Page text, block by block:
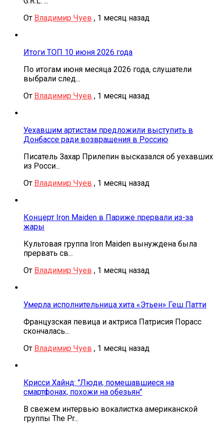
От Владимир Чуев , 1 месяц назад
Итоги ТОП 10 июня 2026 года
По итогам июня месяца 2026 года, слушатели
выбрали след...
От Владимир Чуев , 1 месяц назад
Уехавшим артистам предложили выступить в
Донбассе ради возвращения в Россию
Писатель Захар Прилепин высказался об уехавших
из Росси...
От Владимир Чуев , 1 месяц назад
Концерт Iron Maiden в Париже прервали из-за
жары
Культовая группа Iron Maiden вынуждена была
прервать св...
От Владимир Чуев , 1 месяц назад
Умерла исполнительница хита «Этьен» Геш Патти
Французская певица и актриса Патрисия Порасс
скончалась...
От Владимир Чуев , 1 месяц назад
Крисси Хайнд: "Люди, помешавшиеся на
смартфонах, похожи на обезьян"
В свежем интервью вокалистка американской
группы The Pr...